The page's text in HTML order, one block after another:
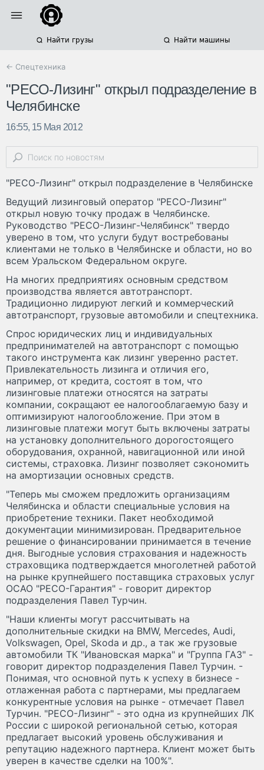
Найти грузы Найти машины
← Спецтехника
"РЕСО-Лизинг" открыл подразделение в
Челябинске
16:55, 15 Мая 2012
"РЕСО-Лизинг" открыл подразделение в Челябинске
Ведущий лизинговый оператор "РЕСО-Лизинг"
открыл новую точку продаж в Челябинске.
Руководство "РЕСО-Лизинг-Челябинск" твердо
уверено в том, что услуги будут востребованы
клиентами не только в Челябинске и области, но во
всем Уральском Федеральном округе.
На многих предприятиях основным средством
производства является автотранспорт.
Традиционно лидируют легкий и коммерческий
автотранспорт, грузовые автомобили и спецтехника.
Спрос юридических лиц и индивидуальных
предпринимателей на автотранспорт с помощью
такого инструмента как лизинг уверенно растет.
Привлекательность лизинга и отличия его,
например, от кредита, состоят в том, что
лизинговые платежи относятся на затраты
компании, сокращают ее налогооблагаемую базу и
оптимизируют налогообложение. При этом в
лизинговые платежи могут быть включены затраты
на установку дополнительного дорогостоящего
оборудования, охранной, навигационной или иной
системы, страховка. Лизинг позволяет сэкономить
на амортизации основных средств.
"Теперь мы сможем предложить организациям
Челябинска и области специальные условия на
приобретение техники. Пакет необходимой
документации минимизирован. Предварительное
решение о финансировании принимается в течение
дня. Выгодные условия страхования и надежность
страховщика подтверждается многолетней работой
на рынке крупнейшего поставщика страховых услуг
ОСАО "РЕСО-Гарантия" - говорит директор
подразделения Павел Турчин.
"Наши клиенты могут рассчитывать на
дополнительные скидки на BMW, Mercedes, Audi,
Volkswagen, Opel, Skoda и др., а так же грузовые
автомобили ТК "Ивановская марка" и "Группа ГАЗ" -
говорит директор подразделения Павел Турчин. -
Понимая, что основной путь к успеху в бизнесе -
отлаженная работа с партнерами, мы предлагаем
конкурентные условия на рынке - отмечает Павел
Турчин. "РЕСО-Лизинг" - это одна из крупнейших ЛК
России с широкой региональной сетью, которая
предлагает высокий уровень обслуживания и
репутацию надежного партнера. Клиент может быть
уверен в качестве сделки на 100%".